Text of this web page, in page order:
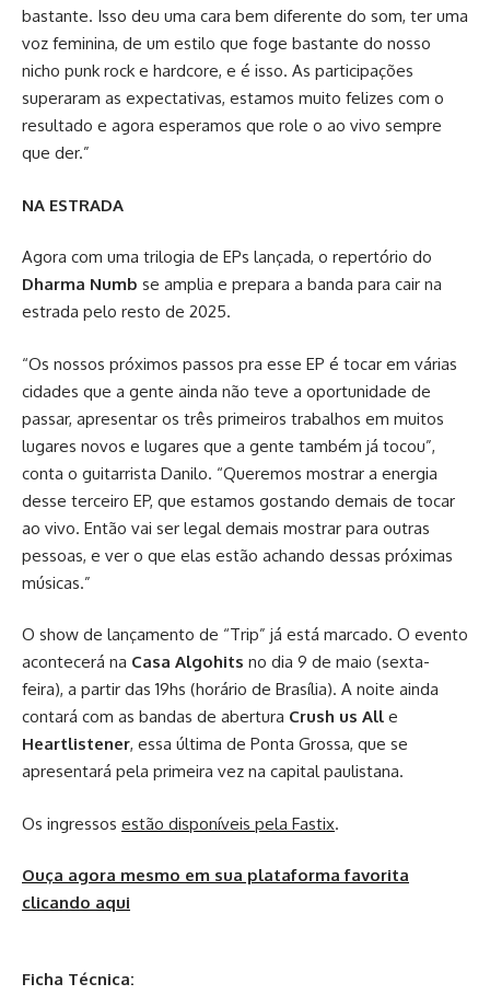
bastante. Isso deu uma cara bem diferente do som, ter uma
voz feminina, de um estilo que foge bastante do nosso
nicho punk rock e hardcore, e é isso. As participações
superaram as expectativas, estamos muito felizes com o
resultado e agora esperamos que role o ao vivo sempre
que der.”
NA ESTRADA
Agora com uma trilogia de EPs lançada, o repertório do
Dharma Numb se amplia e prepara a banda para cair na
estrada pelo resto de 2025.
“Os nossos próximos passos pra esse EP é tocar em várias
cidades que a gente ainda não teve a oportunidade de
passar, apresentar os três primeiros trabalhos em muitos
lugares novos e lugares que a gente também já tocou”,
conta o guitarrista Danilo. “Queremos mostrar a energia
desse terceiro EP, que estamos gostando demais de tocar
ao vivo. Então vai ser legal demais mostrar para outras
pessoas, e ver o que elas estão achando dessas próximas
músicas.”
O show de lançamento de “Trip” já está marcado. O evento
acontecerá na Casa Algohits no dia 9 de maio (sexta-
feira), a partir das 19hs (horário de Brasília). A noite ainda
contará com as bandas de abertura Crush us All e
Heartlistener, essa última de Ponta Grossa, que se
apresentará pela primeira vez na capital paulistana.
Os ingressos estão disponíveis pela Fastix.
Ouça agora mesmo em sua plataforma favorita
clicando aqui
Ficha Técnica: